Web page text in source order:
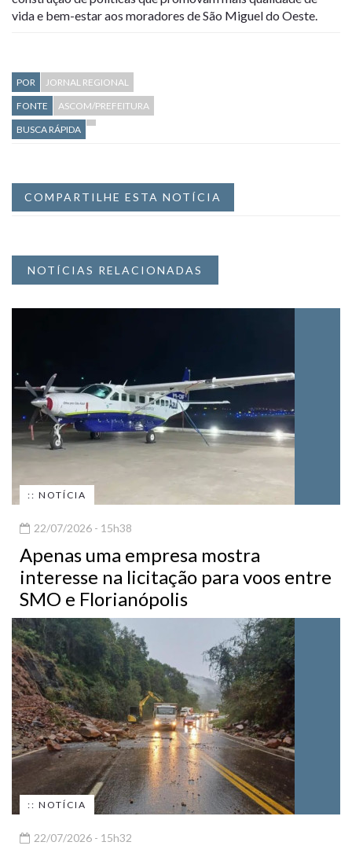
vida e bem-estar aos moradores de São Miguel do Oeste.
POR
JORNAL REGIONAL
FONTE
ASCOM/PREFEITURA
BUSCA RÁPIDA
COMPARTILHE ESTA NOTÍCIA
NOTÍCIAS RELACIONADAS
:: NOTÍCIA
22/07/2026 - 15h38
Apenas uma empresa mostra
interesse na licitação para voos entre
SMO e Florianópolis
:: NOTÍCIA
22/07/2026 - 15h32